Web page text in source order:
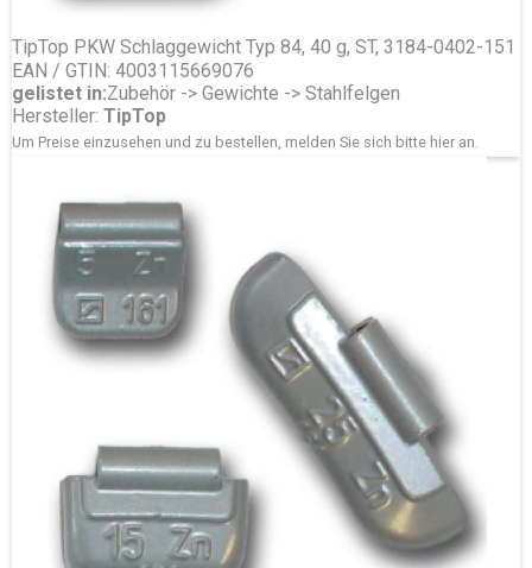
TipTop PKW Schlaggewicht Typ 84, 40 g, ST, 3184-0402-151
EAN / GTIN: 4003115669076
gelistet in:Zubehör -> Gewichte -> Stahlfelgen
Hersteller: TipTop
Um Preise einzusehen und zu bestellen, melden Sie sich bitte hier an.